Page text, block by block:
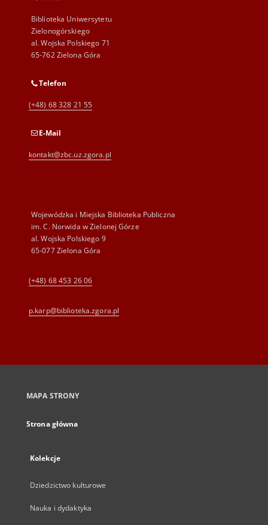
Biblioteka Uniwersytetu
Zielonogórskiego
al. Wojska Polskiego 71
65-762 Zielona Góra
Telefon
(+48) 68 328 21 55
E-Mail
kontakt@zbc.uz.zgora.pl
Wojewódzka i Miejska Biblioteka Publiczna
im. C. Norwida w Zielonej Górze
al. Wojska Polskiego 9
65-077 Zielona Góra
(+48) 68 453 26 06
p.karp@biblioteka.zgora.pl
MAPA STRONY
Strona główna
Kolekcje
Dziedzictwo kulturowe
Nauka i dydaktyka